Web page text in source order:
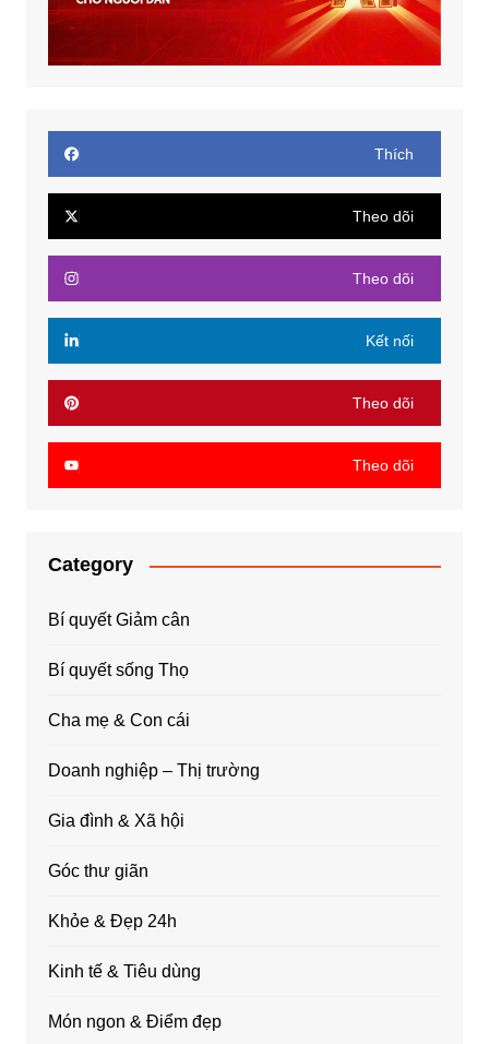
Thích
Theo dõi
Theo dõi
Kết nối
Theo dõi
Theo dõi
Category
Bí quyết Giảm cân
Bí quyết sống Thọ
Cha mẹ & Con cái
Doanh nghiệp – Thị trường
Gia đình & Xã hội
Góc thư giãn
Khỏe & Đẹp 24h
Kinh tế & Tiêu dùng
Món ngon & Điểm đẹp